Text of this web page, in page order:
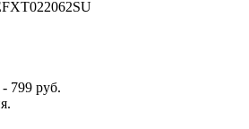
- 799 руб.